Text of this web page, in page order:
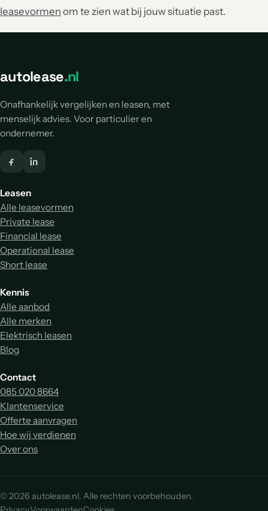
leasevormen om te zien wat bij jouw situatie past.
autolease.nl
Onafhankelijk vergelijken en leasen, met
menselijk advies. Voor particulier en
ondernemer.
Leasen
Alle leasevormen
Private lease
Financial lease
Operational lease
Short lease
Kennis
Alle aanbod
Alle merken
Elektrisch leasen
Blog
Contact
085 020 8664
Klantenservice
Offerte aanvragen
Hoe wij verdienen
Over ons
© 2026 autolease.nl. Alle rechten voorbehouden.